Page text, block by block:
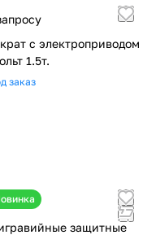
с электроприводом
1.5т.
заказ
₽
защитные